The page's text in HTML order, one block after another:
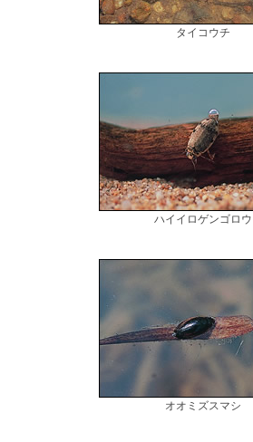
タイコウチ
ハイイロゲンゴロウ
オオミズスマシ